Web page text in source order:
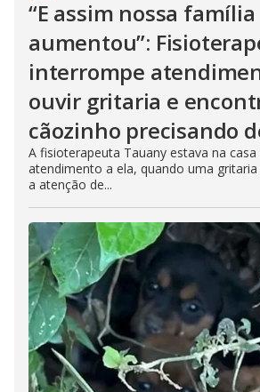
“E assim nossa família
aumentou”:
interrompe
ouvir gritaria e
cãozinho precisando
A fisioterapeuta Tauany estava na
atendimento a ela, quando uma
a atenção de...